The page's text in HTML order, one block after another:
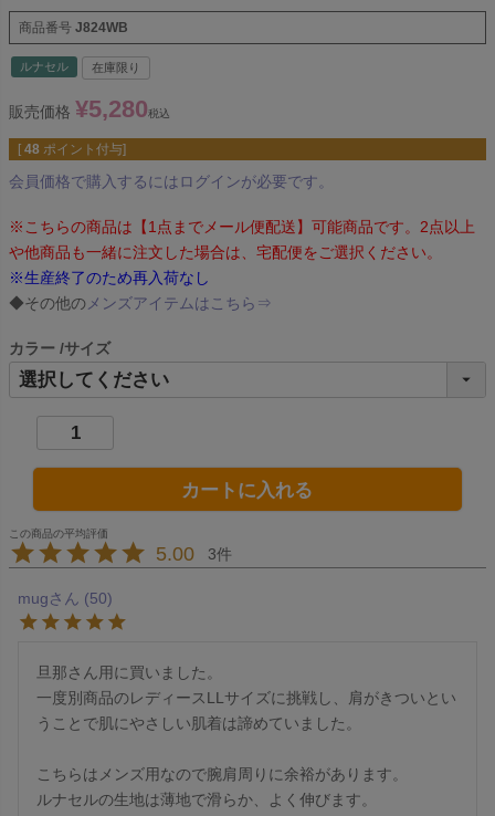
商品番号 J824WB
ルナセル 在庫限り
販売価格 ¥5,280税込
[ 48 ポイント付与]
会員価格で購入するにはログインが必要です。
※こちらの商品は【1点までメール便配送】可能商品です。2点以上
や他商品も一緒に注文した場合は、宅配便をご選択ください。
※生産終了のため再入荷なし
◆その他の メンズアイテムはこちら⇒
カラー サイズ
カートに入れる
5.00 3
mug 50
旦那さん用に買いました。
一度別商品のレディースLLサイズに挑戦し、肩がきついとい
うことで肌にやさしい肌着は諦めていました。
こちらはメンズ用なので腕肩周りに余裕があります。
ルナセルの生地は薄地で滑らか、よく伸びます。